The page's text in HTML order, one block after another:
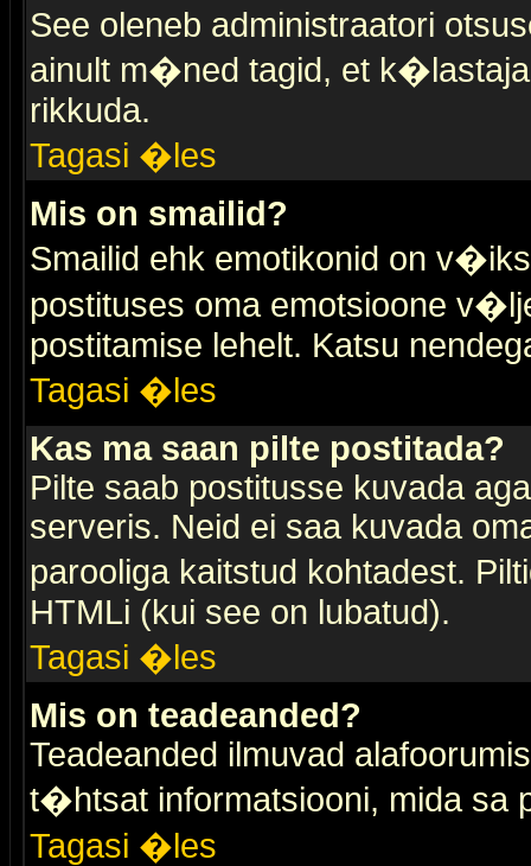
See oleneb administraatori
ainult m�ned tagid, et
rikkuda.
Tagasi �les
Mis on smailid?
Smailid ehk emotikonid on
postituses oma emotsioone
postitamise lehelt. Katsu
Tagasi �les
Kas ma saan pilte postitada?
Pilte saab postitusse kuvada
serveris. Neid ei saa kuvada
parooliga kaitstud kohtadest.
HTMLi (kui see on lubatud).
Tagasi �les
Mis on teadeanded?
Teadeanded ilmuvad
t�htsat informatsiooni, mida sa
Tagasi �les